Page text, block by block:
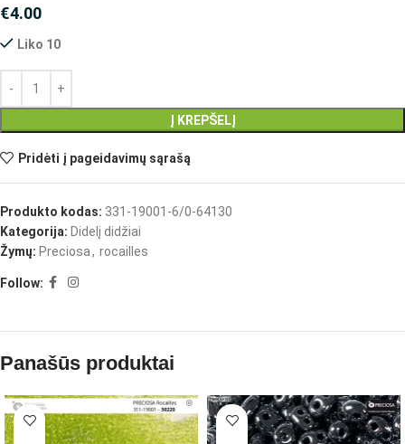
€4.00
Liko 10
Į KREPŠELĮ
Pridėti į pageidavimų sąrašą
Produkto kodas: 331-19001-6/0-64130
Kategorija: Didelį didžiai
Žymų: Preciosa, rocailles
Follow:
Panašūs produktai